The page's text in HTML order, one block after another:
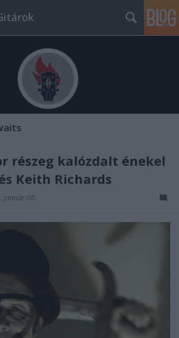
részeg kalózdalt énekel
Keith Richards
január 08.